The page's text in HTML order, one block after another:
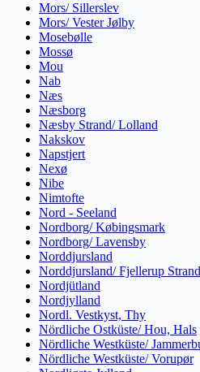
Mors/ Sillerslev
Mors/ Vester Jølby
Mosebølle
Mossø
Mou
Nab
Næs
Næsborg
Næsby Strand/ Lolland
Nakskov
Napstjert
Nexø
Nibe
Nimtofte
Nord - Seeland
Nordborg/ Købingsmark
Nordborg/ Lavensby
Norddjursland
Norddjursland/ Fjellerup Strand
Nordjütland
Nordjylland
Nordl. Vestkyst, Thy
Nördliche Ostküste/ Hou, Hals
Nördliche Westküste/
Nördliche Westküste/ Vorupør